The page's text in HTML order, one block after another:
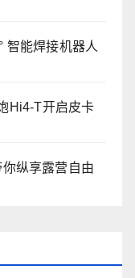
智能焊接机器人
Hi4-T开启皮卡
纵享露营自由